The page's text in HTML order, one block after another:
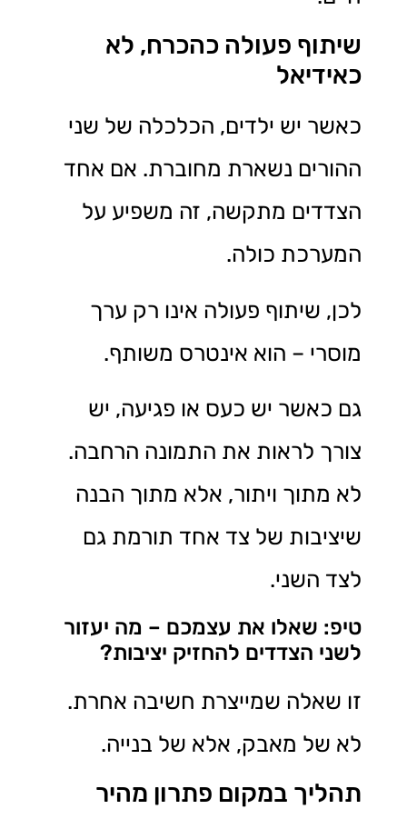
שיתוף פעולה כהכרח, לא
כאידיאל
כאשר יש ילדים, הכלכלה של שני
ההורים נשארת מחוברת. אם אחד
הצדדים מתקשה, זה משפיע על
המערכת כולה.
לכן, שיתוף פעולה אינו רק ערך
מוסרי – הוא אינטרס משותף.
גם כאשר יש כעס או פגיעה, יש
צורך לראות את התמונה הרחבה.
לא מתוך ויתור, אלא מתוך הבנה
שיציבות של צד אחד תורמת גם
לצד השני.
טיפ: שאלו את עצמכם – מה יעזור
לשני הצדדים להחזיק יציבות?
זו שאלה שמייצרת חשיבה אחרת.
לא של מאבק, אלא של בנייה.
תהליך במקום פתרון מהיר